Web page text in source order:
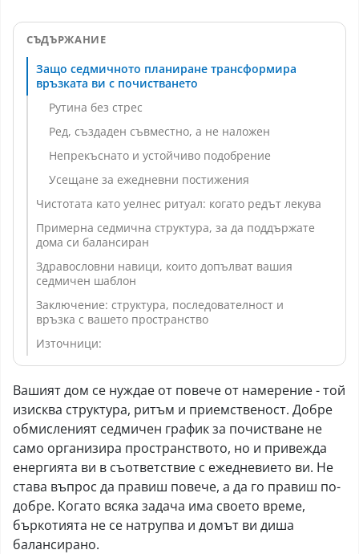
СЪДЪРЖАНИЕ
Защо седмичното планиране трансформира
връзката ви с почистването
Рутина без стрес
Ред, създаден съвместно, а не наложен
Непрекъснато и устойчиво подобрение
Усещане за ежедневни постижения
Чистотата като уелнес ритуал: когато редът лекува
Примерна седмична структура, за да поддържате
дома си балансиран
Здравословни навици, които допълват вашия
седмичен шаблон
Заключение: структура, последователност и
връзка с вашето пространство
Източници:
Вашият дом се нуждае от повече от намерение - той
изисква структура, ритъм и приемственост. Добре
обмисленият седмичен график за почистване не
само организира пространството, но и привежда
енергията ви в съответствие с ежедневието ви. Не
става въпрос да правиш повече, а да го правиш по-
добре. Когато всяка задача има своето време,
бъркотията не се натрупва и домът ви диша
балансирано.